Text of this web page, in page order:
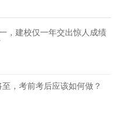
，建校仅一年交出惊人成绩
，考前考后应该如何做？